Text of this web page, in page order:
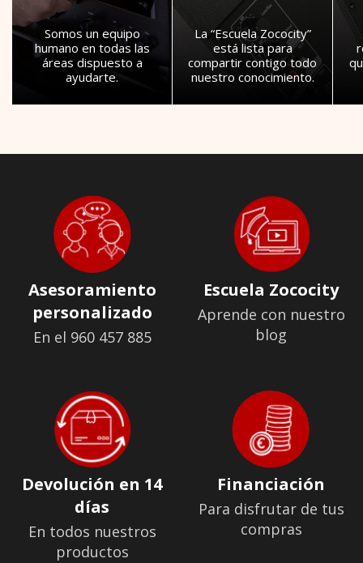
Somos un equipo
humano en todas las
áreas dispuesto a
ayudarte.
La “Escuela Zococity”
está lista para
compartir contigo todo
nuestro conocimiento.
Asesoramiento
personalizado
En el 960 457 885
Escuela Zococity
Aprende con nuestro
blog
Devolución en 14
días
En todos nuestros
productos
Financiación
Para disfrutar de tus
compras